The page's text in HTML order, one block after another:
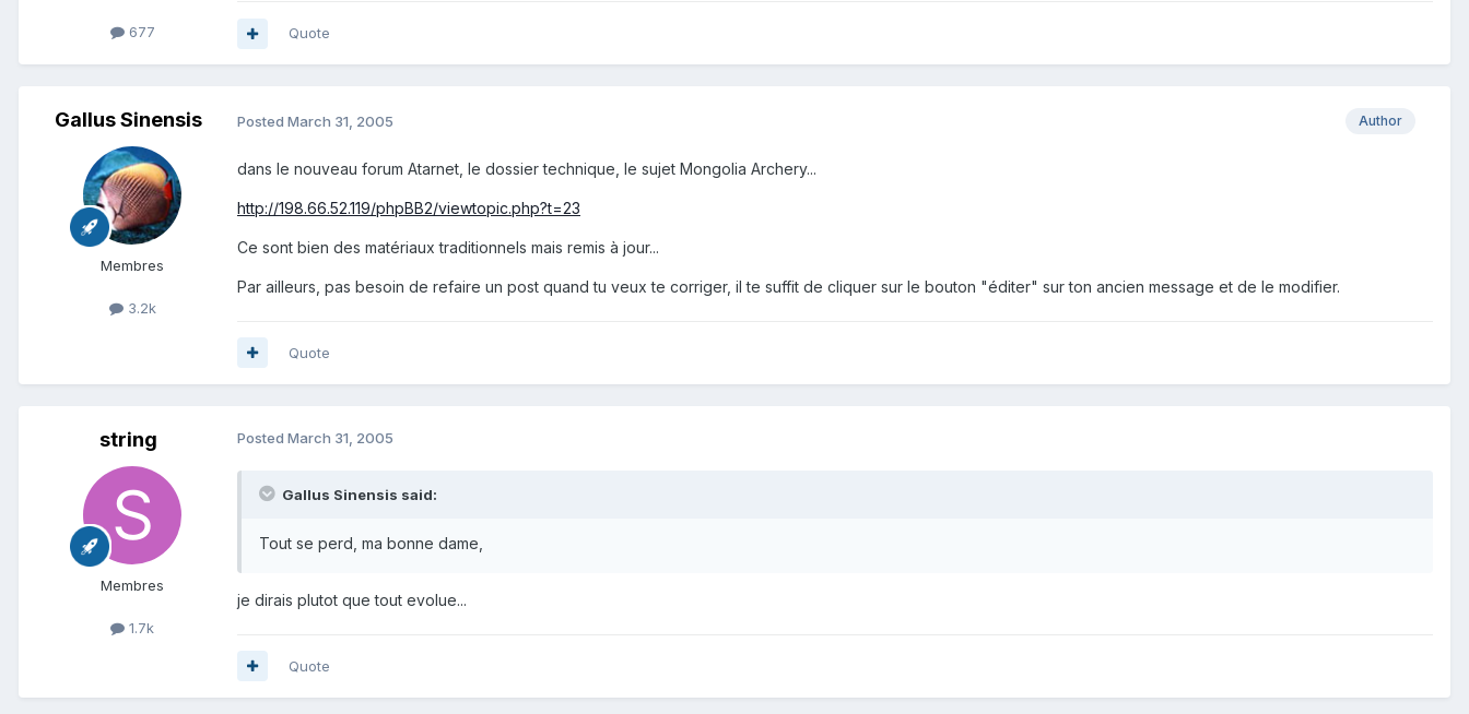
677 Quote
Gallus Sinensis
Membres
3.2k
Author
Posted March 31, 2005
dans le nouveau forum Atarnet, le dossier technique, le sujet Mongolia Archery...
http://198.66.52.119/phpBB2/viewtopic.php?t=23
Ce sont bien des matériaux traditionnels mais remis à jour...
Par ailleurs, pas besoin de refaire un post quand tu veux te corriger, il te suffit de cliquer sur le bouton "éditer" sur ton ancien message et de le modifier.
Quote
string
Membres
1.7k
Posted March 31, 2005
Gallus Sinensis said:
Tout se perd, ma bonne dame,
je dirais plutot que tout evolue...
Quote